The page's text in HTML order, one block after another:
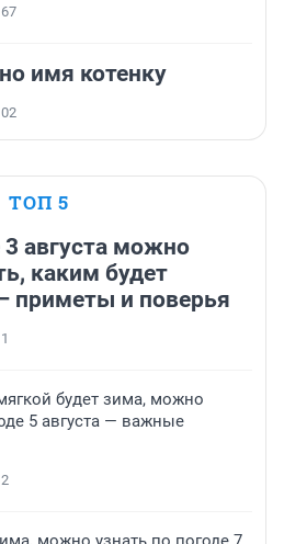
имя котенку
ТОП 5
3 августа можно
каким будет
приметы и поверья
будет зима, можно
5 августа — важные